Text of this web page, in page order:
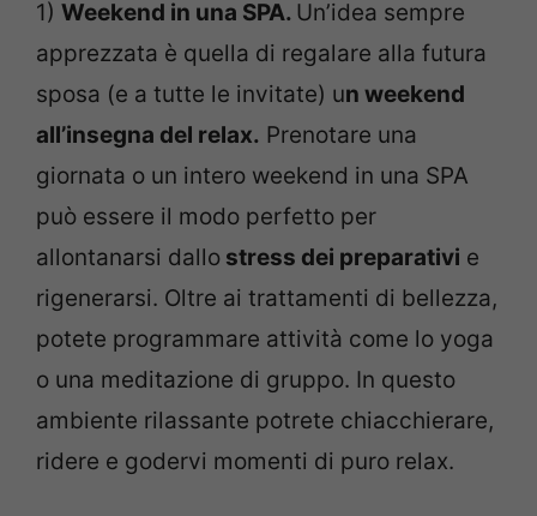
1) Weekend in una SPA. Un’idea sempre
apprezzata è quella di regalare alla futura
sposa (e a tutte le invitate) un weekend
all’insegna del relax. Prenotare una
giornata o un intero weekend in una SPA
può essere il modo perfetto per
allontanarsi dallo stress dei preparativi e
rigenerarsi. Oltre ai trattamenti di bellezza,
potete programmare attività come lo yoga
o una meditazione di gruppo. In questo
ambiente rilassante potrete chiacchierare,
ridere e godervi momenti di puro relax.